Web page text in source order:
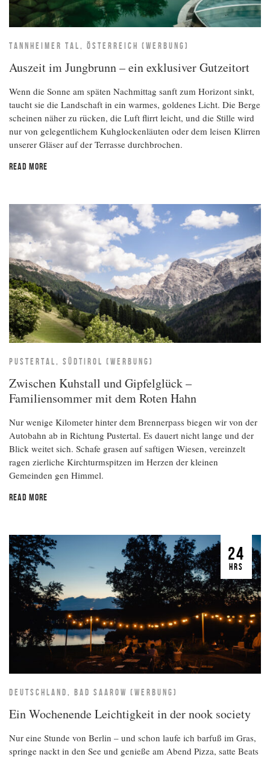
TANNHEIMER TAL, ÖSTERREICH (WERBUNG)
Auszeit im Jungbrunn – ein exklusiver Gutzeitort
Wenn die Sonne am späten Nachmittag sanft zum Horizont sinkt,
taucht sie die Landschaft in ein warmes, goldenes Licht. Die Berge
scheinen näher zu rücken, die Luft flirrt leicht, und die Stille wird
nur von gelegentlichem Kuhglockenläuten oder dem leisen Klirren
unserer Gläser auf der Terrasse durchbrochen.
READ MORE
PUSTERTAL, SÜDTIROL (WERBUNG)
Zwischen Kuhstall und Gipfelglück –
Familiensommer mit dem Roten Hahn
Nur wenige Kilometer hinter dem Brennerpass biegen wir von der
Autobahn ab in Richtung Pustertal. Es dauert nicht lange und der
Blick weitet sich. Schafe grasen auf saftigen Wiesen, vereinzelt
ragen zierliche Kirchturmspitzen im Herzen der kleinen
Gemeinden gen Himmel.
READ MORE
24
HRS
DEUTSCHLAND, BAD SAAROW (WERBUNG)
Ein Wochenende Leichtigkeit in der nook society
Nur eine Stunde von Berlin – und schon laufe ich barfuß im Gras,
springe nackt in den See und genieße am Abend Pizza, satte Beats